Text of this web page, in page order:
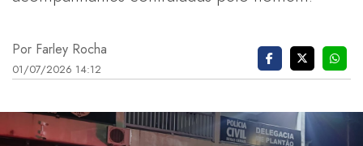
Por Farley Rocha
01/07/2026 14:12